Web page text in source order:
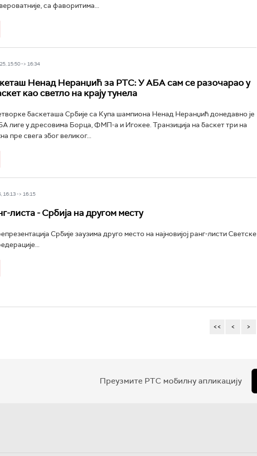
са фаворитима...
15:50 -> 16:34
Ненад Неранџић за РТС: У АБА сам се разочарао у
као светло на крају тунела
баскеташа Србије са Купа шампиона Ненад Неранџић донедавно је
лиге у дресовима Борца, ФМП-а и Игокее. Транзиција на баскет три на
пре свега због великог...
16:13 -> 16:15
листа - Србија на другом месту
Србије заузима друго место на најновијој ранг-листи Светске
<< < >
Преузмите РТС мобилну апликацију